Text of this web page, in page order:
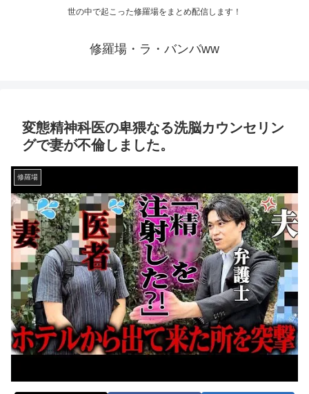
世の中で起こった修羅場をまとめ配信します！
修羅場・ラ・バンバww
変態精神科医の卑猥なる洗脳カウンセリン
グで妻が不倫しました。
修羅場